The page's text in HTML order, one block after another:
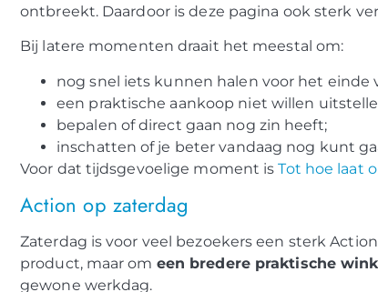
ontbreekt. Daardoor is deze pagina ook sterk
Bij latere momenten draait het meestal om:
nog snel iets kunnen halen voor het einde
een praktische aankoop niet willen
bepalen of direct gaan nog zin heeft;
inschatten of je beter vandaag nog kunt
Voor dat tijdsgevoelige moment isTot hoe laat
Action op zaterdag
Zaterdag is voor veel bezoekers een sterk
product, maar om een bredere praktische
gewone werkdag.